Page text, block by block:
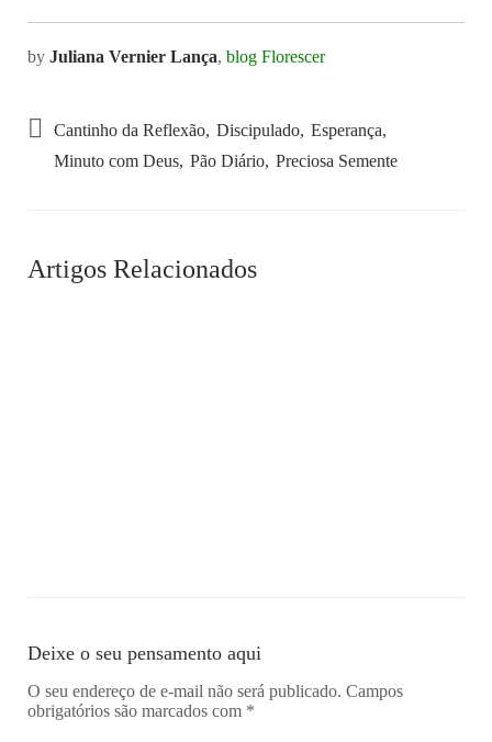
by Juliana Vernier Lança, blog Florescer
Cantinho da Reflexão Discipulado Esperança
Minuto com Deus Pão Diário Preciosa Semente
Artigos Relacionados
Deixe o seu pensamento aqui
O seu endereço de e-mail não será publicado. Campos
obrigatórios são marcados com *